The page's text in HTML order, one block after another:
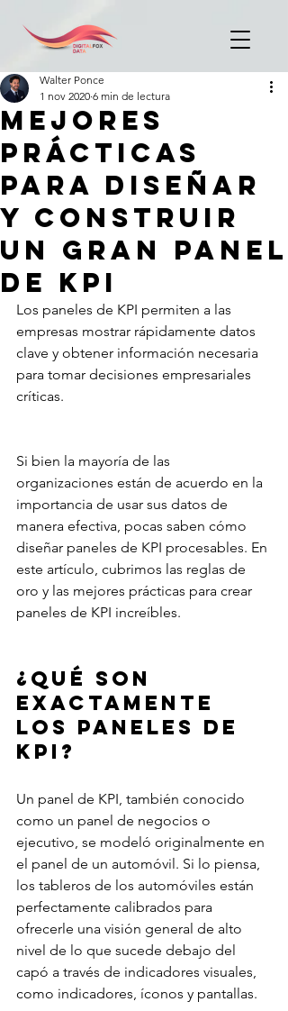
MEJORES
PRÁCTICAS
PARA DISEÑAR
Y CONSTRUIR
UN GRAN PANEL
DE KPI
Walter Ponce
1 nov 2020 6 min de lectura
Los paneles de KPI permiten a las
empresas mostrar rápidamente datos
clave y obtener información necesaria
para tomar decisiones empresariales
críticas.
Si bien la mayoría de las
organizaciones están de acuerdo en la
importancia de usar sus datos de
manera efectiva, pocas saben cómo
diseñar paneles de KPI procesables. En
este artículo, cubrimos las reglas de
oro y las mejores prácticas para crear
paneles de KPI increíbles.
¿Qué son
exactamente
los paneles de
KPI?
Un panel de KPI, también conocido
como un panel de negocios o
ejecutivo, se modeló originalmente en
el panel de un automóvil. Si lo piensa,
los tableros de los automóviles están
perfectamente calibrados para
ofrecerle una visión general de alto
nivel de lo que sucede debajo del
capó a través de indicadores visuales,
como indicadores, íconos y pantallas.